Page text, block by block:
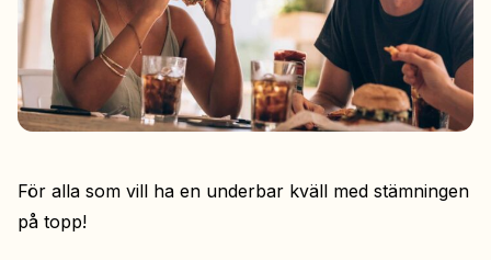
För alla som vill ha en underbar kväll med stämningen
på topp!